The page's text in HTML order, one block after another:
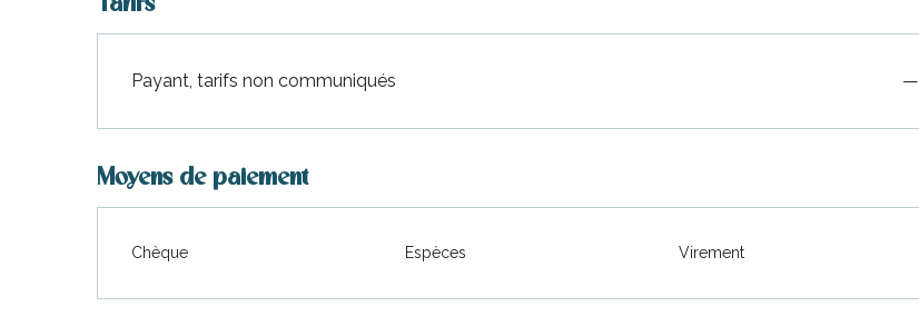
Tarifs
Payant, tarifs non communiqués —
Moyens de paiement
Chèque Espèces Virement